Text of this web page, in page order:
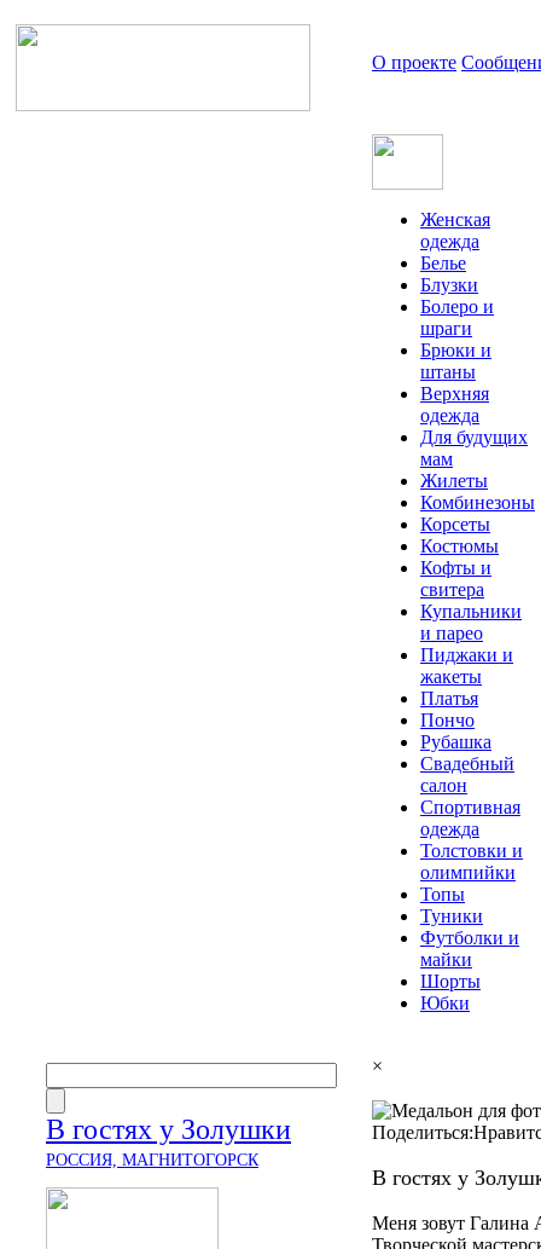
О проекте
Женская
одежда
Белье
Блузки
Болеро и
шраги
Брюки и
штаны
Верхняя
одежда
Для будущих
мам
Жилеты
Комбинезоны
Корсеты
Костюмы
Кофты и
свитера
Купальники
и парео
Пиджаки и
жакеты
Платья
Пончо
Рубашка
Свадебный
салон
Спортивная
одежда
Толстовки и
олимпийки
Топы
Туники
Футболки и
майки
Шорты
Юбки
В гостях у Золушки
РОССИЯ, МАГНИТОГОРСК
×
Поделиться:
В гостях у
Меня зовут Галина
Творческой